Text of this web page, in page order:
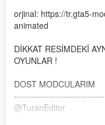
orjinal: https://tr.gta5-
animated
DİKKAT RESİMDEKİ
OYUNLAR !
DOST MODCULARIM
@TuranEditor